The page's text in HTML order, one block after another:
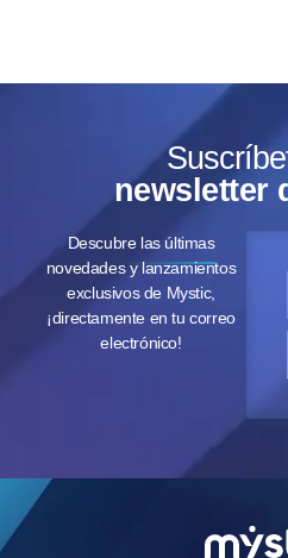
newsletter
Descubre las últimas
novedades y lanzamientos
exclusivos de Mystic,
¡directamente en tu correo
electrónico!